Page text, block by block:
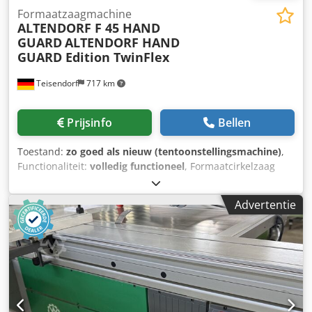
Teisendorf 717 km
Formaatzaagmachine
ALTENDORF F 45 HAND
GUARDALTENDORF HAND
GUARD Edition TwinFlex
Prijsinfo Bellen
Toestand: zo goed als nieuw (tentoonstellingsmachine),
Functionaliteit: volledig functioneel, Formaatcirkelzaag
ALTENDORF HAND GUARD nieuwste software 7/26
TwinFlex-uitvoering met 12"-touchscreen, dubbele
rolgeleider, aan beide zijden kantelbaar, parallelgeleider
met handmatige verstelling, parallelgeleider met
fijnafstelling, bedieningspaneel op ooghoogte, kantelbaar,
maat invoeren via touchscreen, bediening F 45 ElmoDrive,
elektrische hoogteverstelling, elektrische kantelverstelling,
gereedschapspan systeem AKE, automatische correctie
van de zaaghoogte, bij het kantelen van het zaagaggregat,
Advertentie